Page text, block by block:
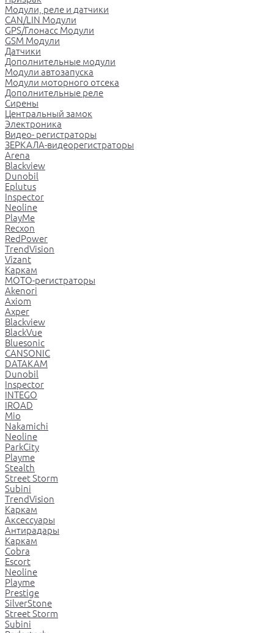
Модули, реле и датчики
CAN/LIN Модули
GPS/Глонасс Модули
GSM Модули
Датчики
Дополнительные модули
Модули автозапуска
Модули моторного отсека
Дополнительные реле
Сирены
Центральный замок
Электроника
Видео- регистраторы
ЗЕРКАЛА-видеорегистраторы
Arena
Blackview
Dunobil
Eplutus
Inspector
Neoline
PlayMe
Recxon
RedPower
TrendVision
Vizant
Каркам
МОТО-регистраторы
Akenori
Axiom
Axper
Blackview
BlackVue
Bluesonic
CANSONIC
DATAKAM
Dunobil
Inspector
INTEGO
IROAD
Mio
Nakamichi
Neoline
ParkCity
Playme
Stealth
Street Storm
Subini
TrendVision
Каркам
Аксессуары
Антирадары
Каркам
Cobra
Escort
Neoline
Playme
Prestige
SilverStone
Street Storm
Subini